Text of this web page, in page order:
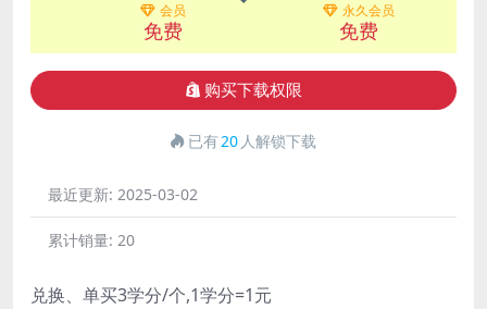
会员
免费
永久会员
免费
购买下载权限
已有20 人解锁下载
最近更新: 2025-03-02
累计销量: 20
兑换、单买3学分/个,1学分=1元